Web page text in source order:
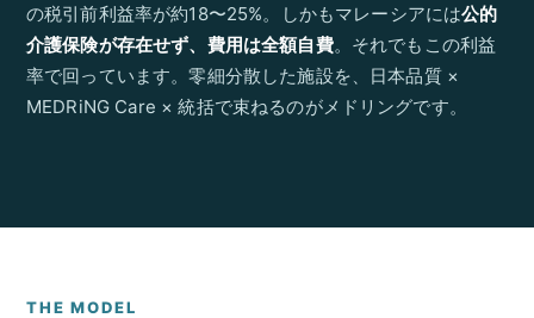
の税引前利益率が約18〜25%。しかもマレーシアには公的
介護保険が存在せず、費用は全額自費。それでもこの利益
率で回っています。零細分散した施設を、日本品質 ×
MEDRiNG Care × 統括で束ねるのがメドリングです。
THE MODEL